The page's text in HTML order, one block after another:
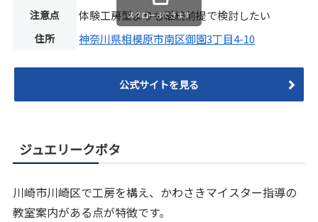
注意点 体験工房型よりも継続前提で検討したい
住所 神奈川県相模原市南区御園3丁目4-10
スクロールできます
公式サイトを見る
ジュエリークボタ
川崎市川崎区で工房を構え、かわさきマイスター指導の
教室案内がある点が特徴です。